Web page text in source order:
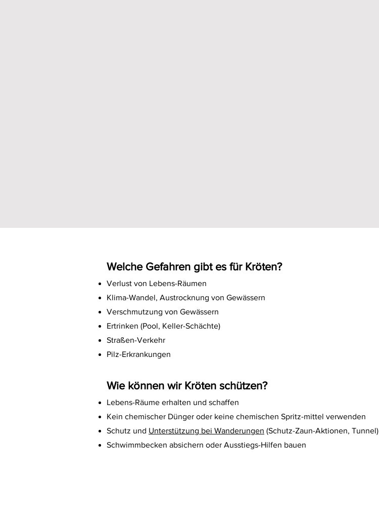
Welche Gefahren gibt es für Kröten?
Verlust von Lebens-Räumen
Klima-Wandel, Austrocknung von Gewässern
Verschmutzung von Gewässern
Ertrinken (Pool, Keller-Schächte)
Straßen-Verkehr
Pilz-Erkrankungen
Wie können wir Kröten schützen?
Lebens-Räume erhalten und schaffen
Kein chemischer Dünger oder keine chemischen Spritz-mittel verwenden
Schutz und Unterstützung bei Wanderungen (Schutz-Zaun-Aktionen, Tunnel)
Schwimmbecken absichern oder Ausstiegs-Hilfen bauen